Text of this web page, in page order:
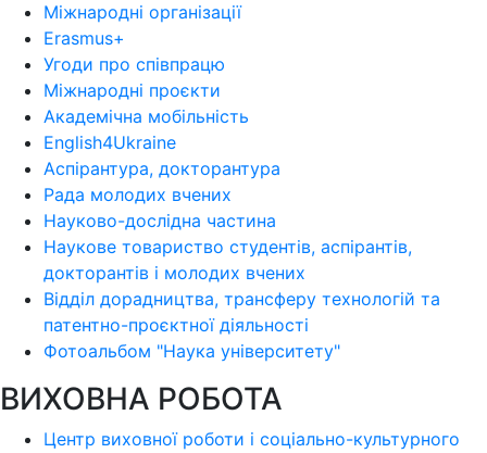
Міжнародні організації
Erasmus+
Угоди про співпрацю
Міжнародні проєкти
Академічна мобільність
English4Ukraine
Аспірантура, докторантура
Рада молодих вчених
Науково-дослідна частина
Наукове товариство студентів, аспірантів,
докторантів і молодих вчених
Відділ дорадництва, трансферу технологій та
патентно-проєктної діяльності
Фотоальбом "Наука університету"
ВИХОВНА РОБОТА
Центр виховної роботи і соціально-культурного